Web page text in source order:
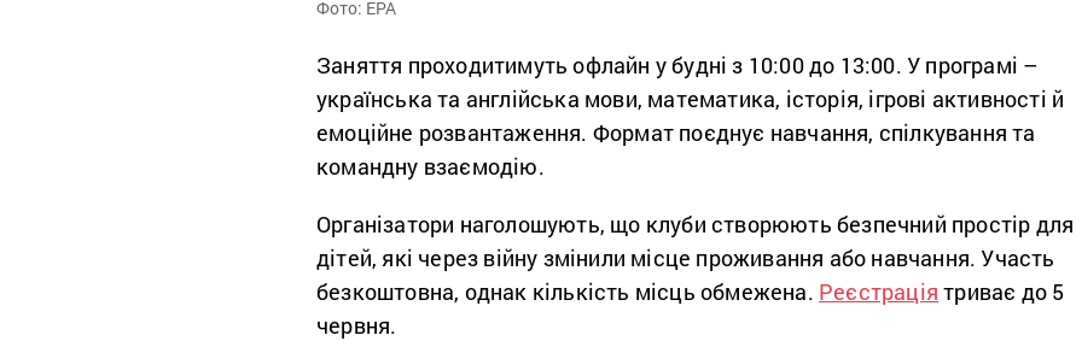
Фото: EPA
Заняття проходитимуть офлайн у будні з 10:00 до 13:00. У програмі –
українська та англійська мови, математика, історія, ігрові активності й
емоційне розвантаження. Формат поєднує навчання, спілкування та
командну взаємодію.
Організатори наголошують, що клуби створюють безпечний простір для
дітей, які через війну змінили місце проживання або навчання. Участь
безкоштовна, однак кількість місць обмежена. Реєстрація триває до 5
червня.